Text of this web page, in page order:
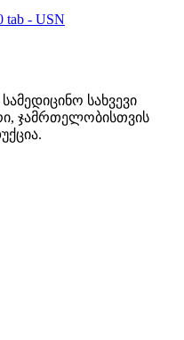
tab - USN
სახვევი
ჯამრთელობისთვის